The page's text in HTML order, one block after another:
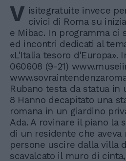
V isitegratuite invece
civici di Roma su
e Mibac. In programma ci
ed incontri dedicati al
«L'Italia tesoro d'Europa».
060608 (9-21)
Rubano testa da statua in
8 Hanno decapitato una
romana in un giardino
Ada. A rovinare il piano la
di un residente che aveva
persone uscire dalla villa
scavalcato il muro di